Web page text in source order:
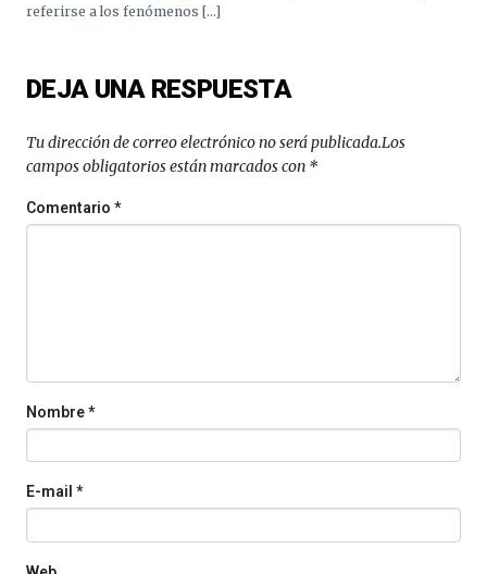
referirse a los fenómenos […]
DEJA UNA RESPUESTA
Tu dirección de correo electrónico no será publicada.Los
campos obligatorios están marcados con *
Comentario*
Nombre*
E-mail *